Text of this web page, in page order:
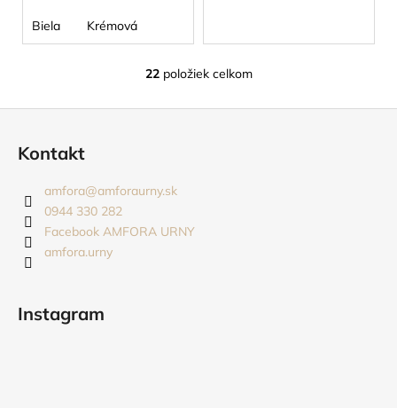
Biela Krémová
O
22položiek celkom
Kontakt
amfora@amforaurny.sk
0944 330 282
Facebook AMFORA URNY
amfora.urny
Instagram